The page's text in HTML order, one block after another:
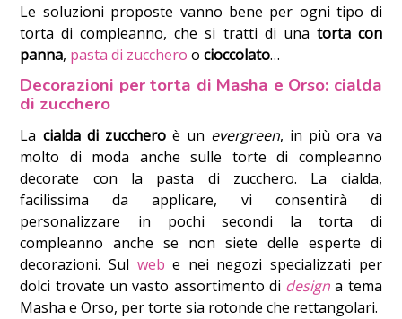
Le soluzioni proposte vanno bene per ogni tipo di
torta di compleanno, che si tratti di una torta con
panna, pasta di zucchero ocioccolato…
Decorazioni per torta di Masha e Orso: cialda
di zucchero
La cialda di zuccheroè un evergreen, in più ora va
molto di moda anche sulle torte di compleanno
decorate con la pasta di zucchero. La cialda,
facilissima da applicare, vi consentirà di
personalizzare in pochi secondi la torta di
compleanno anche se non siete delle esperte di
decorazioni. Sul web e nei negozi specializzati per
dolci trovate un vasto assortimento di design a tema
Masha e Orso, per torte sia rotonde che rettangolari.